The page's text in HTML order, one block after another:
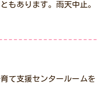
もあります。雨天中止。
て支援センタールームを